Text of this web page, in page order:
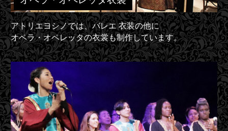
アトリエヨシノでは、バレエ 衣装の他に
オペラ・オペレッタの衣裳も制作しています。